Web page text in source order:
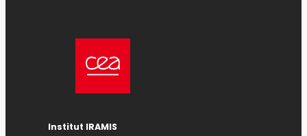
Institut IRAMIS